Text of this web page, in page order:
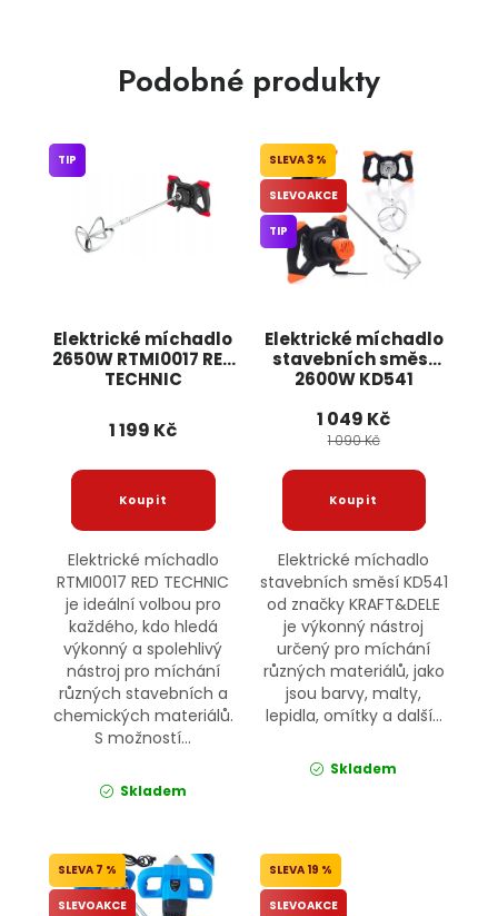
Podobné produkty
Elektrické míchadlo
2650W RTMI0017 RED
TECHNIC
TIP
1 199 Kč
Elektrické míchadlo
RTMI0017 RED TECHNIC
je ideální volbou pro
každého, kdo hledá
výkonný a spolehlivý
nástroj pro míchání
různých stavebních a
chemických materiálů.
S možností...
Skladem
Elektrické míchadlo
stavebních směsí
2600W KD541
3 %
SLEVOAKCE
TIP
1 049 Kč
1 090 Kč
Elektrické míchadlo
stavebních směsí KD541
od značky KRAFT&DELE
je výkonný nástroj
určený pro míchání
různých materiálů, jako
jsou barvy, malty,
lepidla, omítky a další...
Skladem
7 %
SLEVOAKCE
19 %
SLEVOAKCE